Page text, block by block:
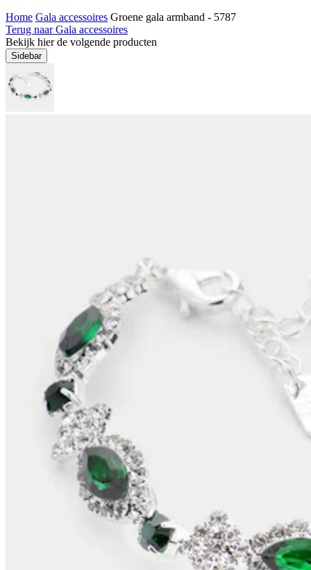
Home Gala accessoires Groene gala armband - 5787
Terug naar Gala accessoires
Bekijk hier de volgende producten
Sidebar